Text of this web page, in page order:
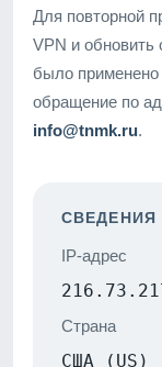
Для повторной
VPN и обновить
было
обращение по
info@tnmk.ru.
СВЕДЕНИЯ
IP-адрес
Страна
США (US)